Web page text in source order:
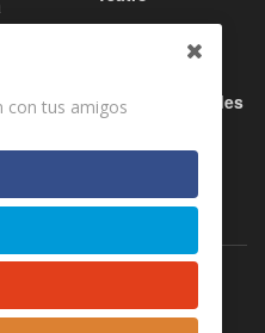
Tecnología
Tv / Radio / Redes
con tus amigos